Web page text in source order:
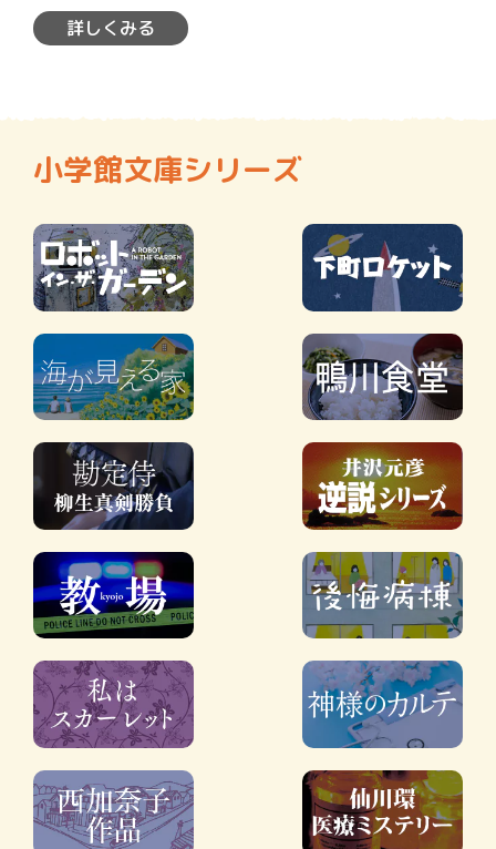
支持を…
詳しくみる
小学館文庫シリーズ